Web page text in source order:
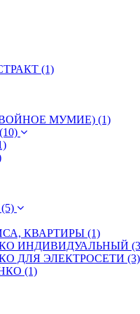
(1)
МУМИЕ) (1)
КВАРТИРЫ (1)
ИНДИВИДУАЛЬНЫЙ
ДЛЯ ЭЛЕКТРОСЕТИ (3)
(1)